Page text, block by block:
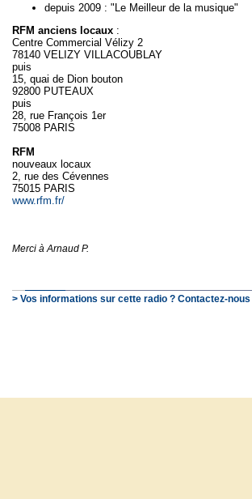
depuis 2009 : "Le Meilleur de la musique"
RFM anciens locaux :
Centre Commercial Vélizy 2
78140 VELIZY VILLACOUBLAY
puis
15, quai de Dion bouton
92800 PUTEAUX
puis
28, rue François 1er
75008 PARIS
RFM
nouveaux locaux
2, rue des Cévennes
75015 PARIS
www.rfm.fr/
Merci à Arnaud P.
> Vos informations sur cette radio ? Contactez-nous